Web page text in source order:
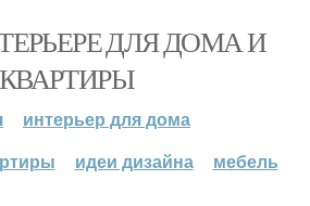
ДЛЯ ДОМА И
КВАРТИРЫ
интерьер для дома
идеи дизайна мебель